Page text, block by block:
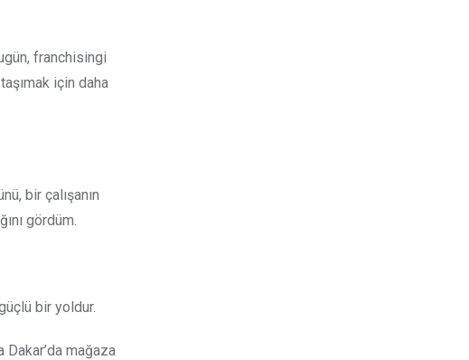
franchisingi
için daha
bir çalışanın
gördüm.
bir yoldur.
Dakar’da mağaza